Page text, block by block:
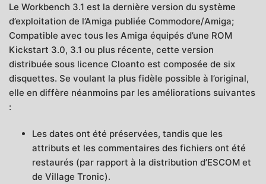
Le Workbench 3.1 est la dernière version du système
d’exploitation de l’Amiga publiée Commodore/Amiga;
Compatible avec tous les Amiga équipés d’une ROM
Kickstart 3.0, 3.1 ou plus récente, cette version
distribuée sous licence Cloanto est composée de six
disquettes. Se voulant la plus fidèle possible à l’original,
elle en diffère néanmoins par les améliorations suivantes
:
Les dates ont été préservées, tandis que les
attributs et les commentaires des fichiers ont été
restaurés (par rapport à la distribution d’ESCOM et
de Village Tronic).